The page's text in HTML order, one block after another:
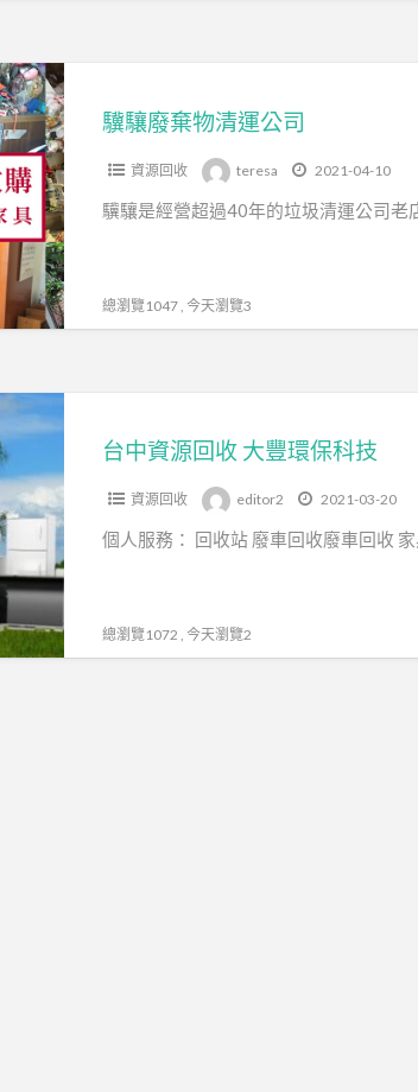
驥驤廢棄物清運公司
資源回收 teresa 2021-04-10
驥驤是經營超過40年的垃圾清運公司老
總瀏覽1047 , 今天瀏覽3
台中資源回收 大豐環保科技
資源回收 editor2 2021-03-20
個人服務： 回收站 廢車回收廢車回收
總瀏覽1072 , 今天瀏覽2